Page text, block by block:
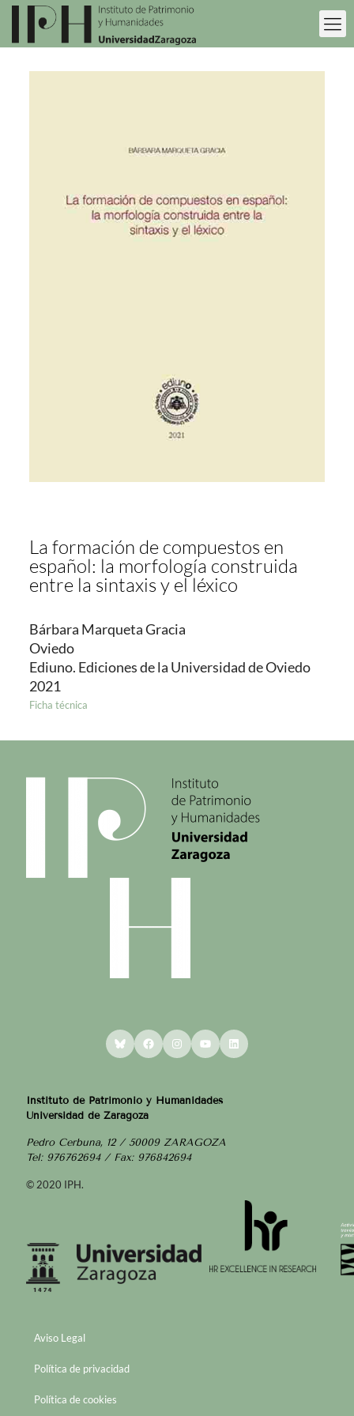
La formación de compuestos en
español: la morfología construida
entre la sintaxis y el léxico
Bárbara Marqueta Gracia
Oviedo
Ediuno. Ediciones de la Universidad de Oviedo
2021
Ficha técnica
BlueskyFacebookInstagram
YouTubeLinkedIn
Instituto de Patrimonio y Humanidades
Universidad de Zaragoza
Pedro Cerbuna, 12 / 50009 ZARAGOZA
Tel: 976762694 / Fax: 976842694
© 2020 IPH.
Aviso Legal
Política de privacidad
Política de cookies